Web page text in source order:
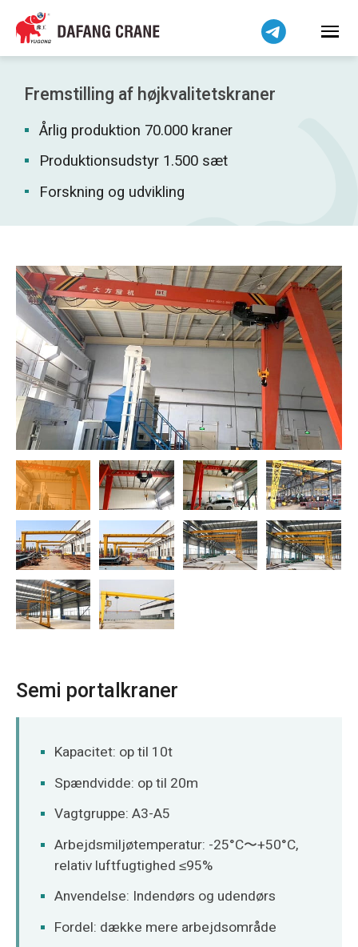
Fremstilling af højkvalitetskraner
Årlig produktion 70.000 kraner
Produktionsudstyr 1.500 sæt
Forskning og udvikling
Semi portalkraner
Kapacitet: op til 10t
Spændvidde: op til 20m
Vagtgruppe: A3-A5
Arbejdsmiljøtemperatur: -25°C〜+50°C,
relativ luftfugtighed ≤95%
Anvendelse: Indendørs og udendørs
Fordel: dække mere arbejdsområde
हिन्दी
Bahasa Indonesia
Bahasa Melayu
Tiếng Việt
বাংলা
فارسی
Pilipino
Čeština
Беларуская мова
Kiswahili
Norsk
O‘zbekcha